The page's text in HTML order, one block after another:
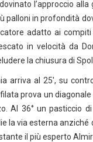
l’approccio
palloni in profondità
adatto ai compiti
in velocità da
la chiusura di
arriva al 25′, su
prova un
Al 36° un pasticcio
la via esterna anziché
il più esperto